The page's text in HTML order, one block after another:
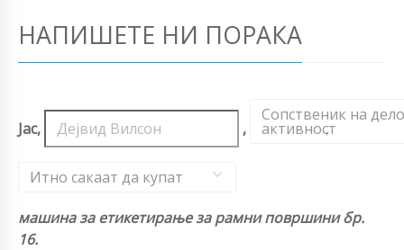
НАПИШЕТЕ НИ ПОРАКА
Јас, ,
Сопственик на
активност
,
Итно сакаат да купат
машина за етикетирање за рамни површини бр.
16.